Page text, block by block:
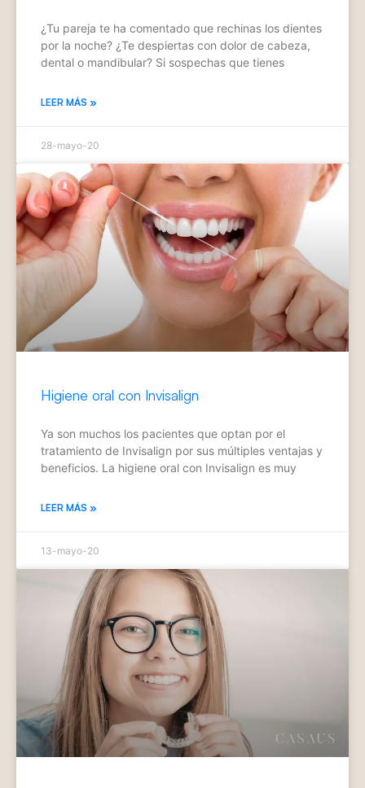
¿Tu pareja te ha comentado que rechinas los dientes
por la noche? ¿Te despiertas con dolor de cabeza,
dental o mandibular? Si sospechas que tienes
LEER MÁS »
28-mayo-20
Higiene oral con Invisalign
Ya son muchos los pacientes que optan por el
tratamiento de Invisalign por sus múltiples ventajas y
beneficios. La higiene oral con Invisalign es muy
LEER MÁS »
13-mayo-20